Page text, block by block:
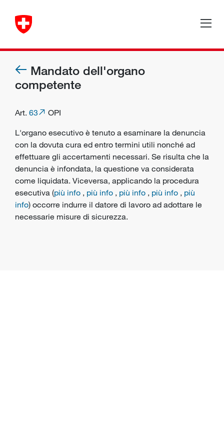
Mandato dell'organo
competente
Art. 63
OPI
L'organo esecutivo è tenuto a esaminare la denuncia
con la dovuta cura ed entro termini utili nonché ad
effettuare gli accertamenti necessari. Se risulta che la
denuncia è infondata, la questione va considerata
come liquidata. Viceversa, applicando la procedura
esecutiva (più info , più info , più info , più info , più
info) occorre indurre il datore di lavoro ad adottare le
necessarie misure di sicurezza.